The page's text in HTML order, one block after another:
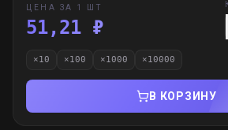
ЦЕНА ЗА 1 ШТ
51,21 ₽
×10 ×100 ×1000 ×10000
В КОРЗИНУ